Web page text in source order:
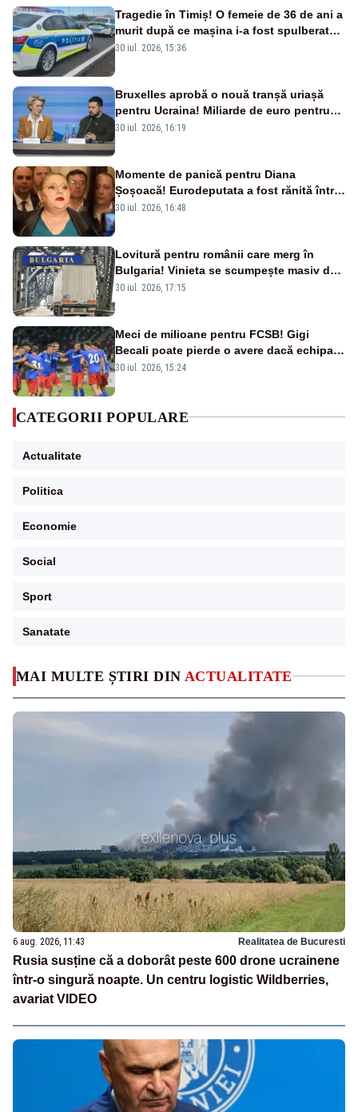
MAI MULTE ȘTIRI DIN ACTUALITATE
6 aug. 2026, 11:43 Realitatea de Bucuresti
Rusia susține că a doborât peste 600 drone ucrainene
într-o singură noapte. Un centru logistic Wildberries,
avariat VIDEO
Tragedie în Timiș! O femeie de 36 de ani a
murit după ce mașina i-a fost spulberată
de tren
30 iul. 2026, 15:36
Bruxelles aprobă o nouă tranșă uriașă
pentru Ucraina! Miliarde de euro pentru
armament și apărare
30 iul. 2026, 16:19
Momente de panică pentru Diana
Șoșoacă! Eurodeputata a fost rănită într-
un accident rutier
30 iul. 2026, 16:48
Lovitură pentru românii care merg în
Bulgaria! Vinieta se scumpește masiv de
la 1 august
30 iul. 2026, 17:15
Meci de milioane pentru FCSB! Gigi
Becali poate pierde o avere dacă echipa
este eliminată de FK Auda
30 iul. 2026, 15:24
CATEGORII POPULARE
Actualitate
Politica
Economie
Social
Sport
Sanatate